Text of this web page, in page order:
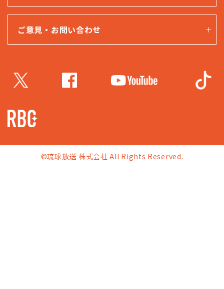
ご意見・お問い合わせ
©琉球放送 株式会社 All Rights Reserved.